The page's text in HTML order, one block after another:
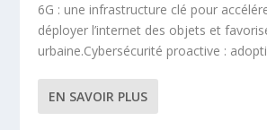
6G : une infrastructure clé pour
déployer l’internet des objets et
urbaine.Cybersécurité proactive :
EN SAVOIR PLUS